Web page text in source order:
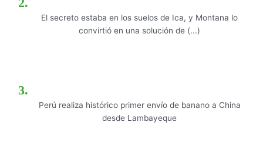
El secreto estaba en los suelos de Ica, y Montana lo
convirtió en una solución de (...)
Perú realiza histórico primer envío de banano a China
desde Lambayeque